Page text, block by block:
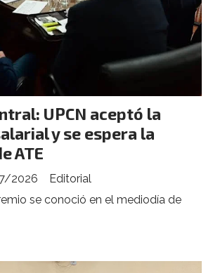
UPCN aceptó la
y se espera la
ATE
Editorial
2026
se conoció en el mediodía de